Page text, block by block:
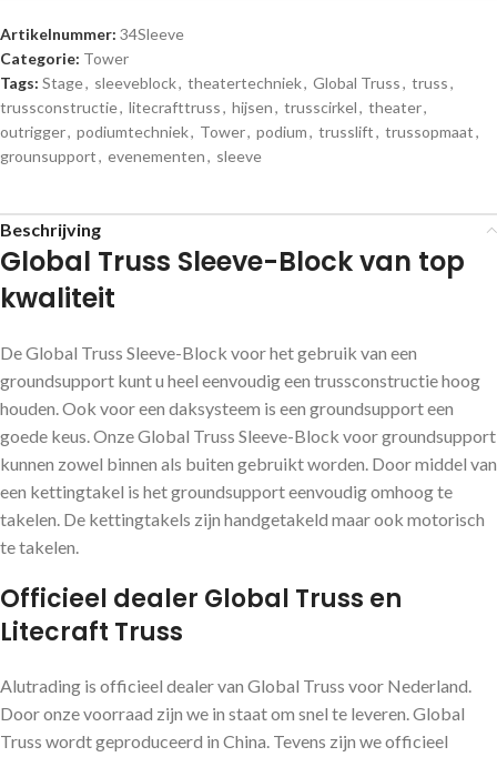
Artikelnummer: 34Sleeve
Categorie: Tower
Tags: Stage, sleeveblock, theatertechniek, Global Truss, truss,
trussconstructie, litecrafttruss, hijsen, trusscirkel, theater,
outrigger, podiumtechniek, Tower, podium, trusslift, trussopmaat,
grounsupport, evenementen, sleeve
Beschrijving
Global Truss Sleeve-Block van top
kwaliteit
De Global Truss Sleeve-Block voor het gebruik van een
groundsupport kunt u heel eenvoudig een trussconstructie hoog
houden. Ook voor een daksysteem is een groundsupport een
goede keus. Onze Global Truss Sleeve-Block voor groundsupport
kunnen zowel binnen als buiten gebruikt worden. Door middel van
een kettingtakel is het groundsupport eenvoudig omhoog te
takelen. De kettingtakels zijn handgetakeld maar ook motorisch
te takelen.
Officieel dealer Global Truss en
Litecraft Truss
Alutrading is officieel dealer van Global Truss voor Nederland.
Door onze voorraad zijn we in staat om snel te leveren. Global
Truss wordt geproduceerd in China. Tevens zijn we officieel